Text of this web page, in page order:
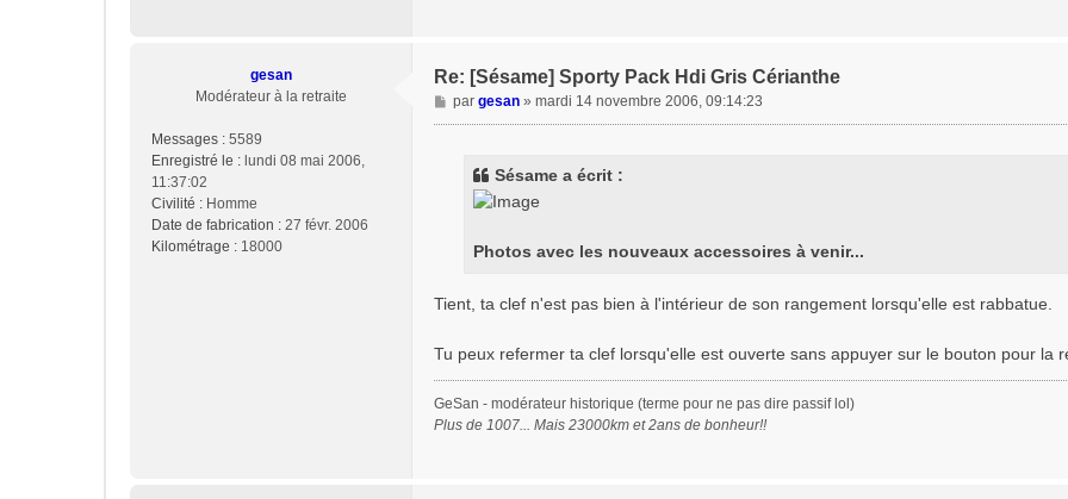
gesan
Modérateur à la retraite
Messages : 5589
Enregistré le : lundi 08 mai 2006,
11:37:02
Civilité : Homme
Date de fabrication : 27 févr. 2006
Kilométrage : 18000
Re: [Sésame] Sporty Pack Hdi Gris Cérianthe
M
e
par gesan» mardi 14 novembre 2006, 09:14:23
Sésame a écrit :
Photos avec les nouveaux accessoires à venir...
Tient, ta clef n'est pas bien à l'intérieur de son rangement lorsqu'elle est rabbatue.
Tu peux refermer ta clef lorsqu'elle est ouverte sans appuyer sur le bouton pour la
GeSan - modérateur historique (terme pour ne pas dire passif lol)
Plus de 1007... Mais 23000km et 2ans de bonheur!!